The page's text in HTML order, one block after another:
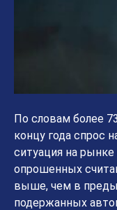
По словам более
концу года спрос
ситуация на
опрошенных
выше, чем в
подержанных